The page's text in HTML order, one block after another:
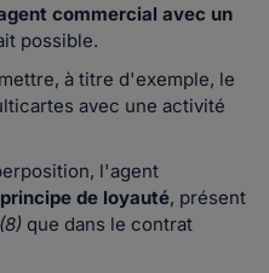
commercial avec un
possible.
à titre d'exemple, le
avec une activité
l'agent
de loyauté, présent
(8) que dans le contrat